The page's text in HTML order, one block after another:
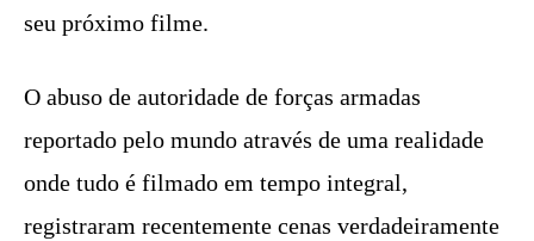
seu próximo filme.
O abuso de autoridade de forças armadas
reportado pelo mundo através de uma realidade
onde tudo é filmado em tempo integral,
registraram recentemente cenas verdadeiramente